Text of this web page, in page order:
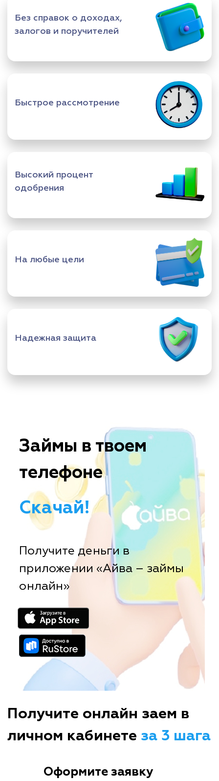
Без справок о доходах,
залогов и поручителей
Быстрое рассмотрение
Высокий процент
одобрения
На любые цели
Надежная защита
Займы в твоем
телефоне
Скачай!
Получите деньги в
приложении «Айва – займы
онлайн»
Получите онлайн заем в
личном кабинете за 3 шага
Оформите заявку